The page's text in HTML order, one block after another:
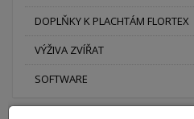
DOPLŇKY K PLACHTÁM FLORTEX
VÝŽIVA ZVÍŘAT
SOFTWARE